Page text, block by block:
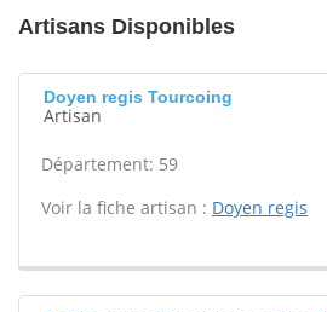
Artisans Disponibles
Doyen regis Tourcoing
Artisan
Département: 59
Voir la fiche artisan : Doyen regis